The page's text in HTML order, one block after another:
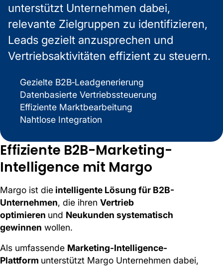
unterstützt Unternehmen dabei,
relevante Zielgruppen zu identifizieren,
Leads gezielt anzusprechen und
Vertriebsaktivitäten effizient zu steuern.
Gezielte B2B‑Leadgenerierung
Datenbasierte Vertriebssteuerung
Effiziente Marktbearbeitung
Nahtlose Integration
Effiziente B2B-Marketing-
Intelligence mit Margo
Margo ist die intelligente Lösung für B2B-
Unternehmen, die ihren Vertrieb
optimieren und Neukunden systematisch
gewinnen wollen.
Als umfassende Marketing-Intelligence-
Plattform unterstützt Margo Unternehmen dabei,